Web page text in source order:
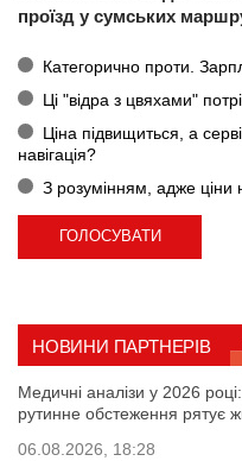
проїзд у сумських
Категорично проти.
Ці "відра з цвяхами"
Ціна підвищиться, а
навігація?
З розумінням, адже ціни
НОВИНИ ПАРТНЕРІВ
Медичні аналізи у 2026
рутинне обстеження рятує
06.08.2026, 18:28